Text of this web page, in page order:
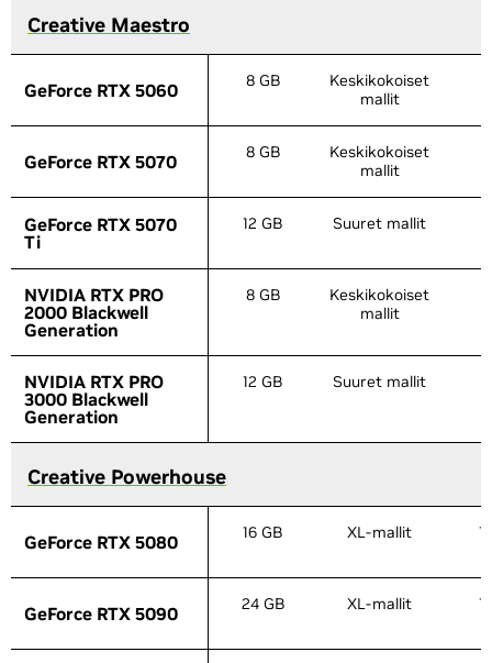
Creative Maestro
GeForce RTX 5060 8 GB
Keskikokoiset
mallit
GeForce RTX 5070 8 GB
Keskikokoiset
mallit
GeForce RTX 5070
Ti
12 GB Suuret mallit
NVIDIA RTX PRO
2000 Blackwell
Generation
8 GB
Keskikokoiset
mallit
NVIDIA RTX PRO
3000 Blackwell
Generation
12 GB Suuret mallit
Creative Powerhouse
GeForce RTX 5080 16 GB XL-mallit
GeForce RTX 5090 24 GB XL-mallit
Creative Maestro
GeForce RTX 5060
GeForce RTX 5070
GeForce RTX 5070
Ti
NVIDIA RTX PRO
2000 Blackwell
Generation
NVIDIA RTX PRO
3000 Blackwell
Generation
Creative Powerhouse
GeForce RTX 5080
GeForce RTX 5090